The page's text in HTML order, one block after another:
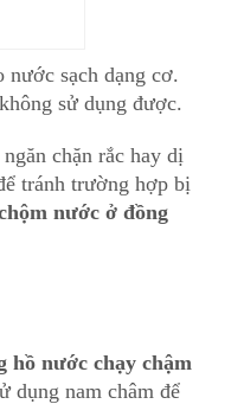
sạch dạng cơ.
sử dụng được.
chặn rắc hay dị
tránh trường hợp bị
nước ở đồng
hồ nước chạy chậm
dụng nam châm để